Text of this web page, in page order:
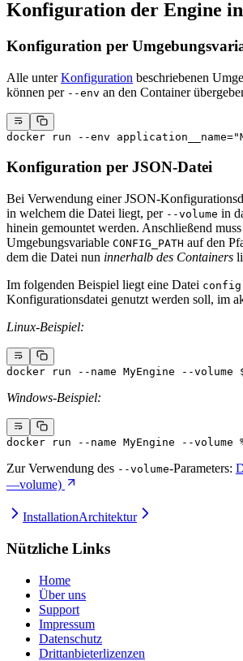
Konfiguration der Engine
Konfiguration per
Alle unterKonfiguration beschriebenen
können per --env an den Container
docker run --env
Konfiguration per JSON-Datei
Bei Verwendung einer JSON-
in welchem die Datei liegt, per --volume in
hinein gemountet werden. Anschließend
Umgebungsvariable CONFIG_PATH auf den
dem die Datei nun innerhalb des Containers
Im folgenden Beispiel liegt eine Datei
Konfigurationsdatei genutzt werden soll, im
Linux-Beispiel:
docker run --name MyEngine --volume
Windows-Beispiel:
docker run --name MyEngine --volume
Zur Verwendung des --volume-Parameters:
—volume)
InstallationArchitektur
Nützliche Links
Home
Über uns
Support
Impressum
Datenschutz
Drittanbieterlizenzen